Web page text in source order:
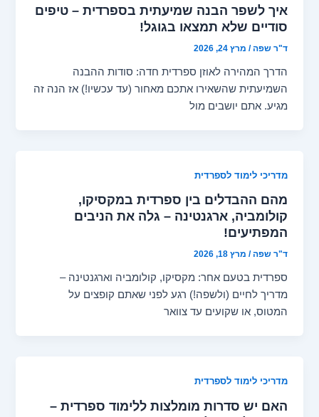
איך לשפר הבנה שמיעתית בספרדית – טיפים
סודיים שלא תמצאו בגוגל!
ד"ר שפה/ מרץ 24, 2026
הדרך המהירה לאוזן ספרדית חדה: סודות ההבנה
השמיעתית שהשאירו אתכם מאחור (עד עכשיו!) אז הנה זה
מגיע. אתם יושבים מול
מדריכי לימוד לספרדית
מהם ההבדלים בין ספרדית במקסיקו,
קולומביה, ארגנטינה – גלה את הניבים
המפתיעים!
ד"ר שפה/ מרץ 18, 2026
ספרדית בטעם אחר: מקסיקו, קולומביה וארגנטינה –
מדריך לחיים (ולשפה!) רגע לפני שאתם קופצים על
המטוס, או שקועים עד צוואר
מדריכי לימוד לספרדית
האם יש סדרות מומלצות ללימוד ספרדית –